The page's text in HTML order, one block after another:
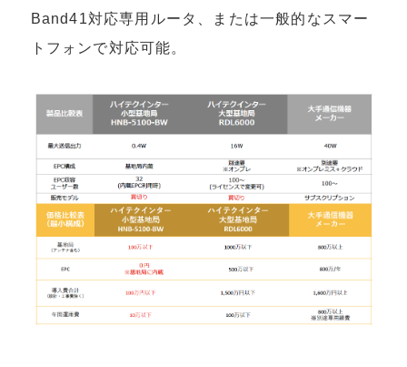
Band41対応専用ルータ、または一般的なスマー
トフォンで対応可能。